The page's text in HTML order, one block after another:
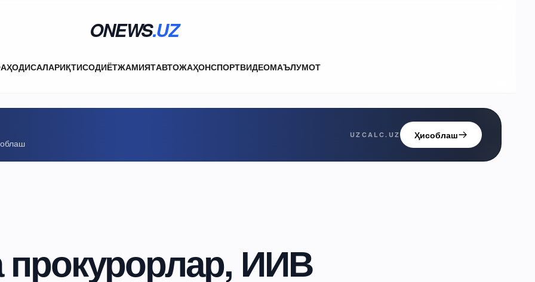
ONEWS.UZ
ҲОДИСАЛАРИҚТИСОДИЁТЖАМИЯТАВТОЖАҲОНСПОРТВИДЕОМАЪЛУМОТ
UZCALC.UZ Ҳисоблаш
прокурорлар, ИИВ